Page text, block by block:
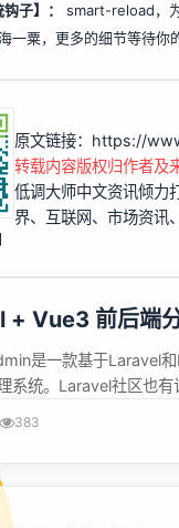
子】：
smart-reload，
一粟，更多的细节等待你
原文链接： https://
转载内容版权归作者及
低调大师中文资讯倾力
界、互联网、市场资讯
+ Vue3 前后端
v3.2.3 发布
是一款基于Laravel
系统。Laravel社区也有
Nova, 官方出品，当然
，还有不得不说
采用传统的前后端分
。将管理系统模块之间
间都有独立的控制器，
383